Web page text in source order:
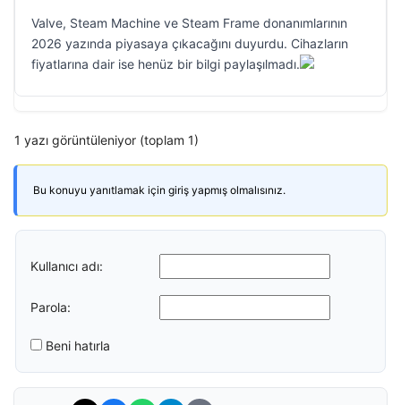
Valve, Steam Machine ve Steam Frame donanımlarının
2026 yazında piyasaya çıkacağını duyurdu. Cihazların
fiyatlarına dair ise henüz bir bilgi paylaşılmadı.
1 yazı görüntüleniyor (toplam 1)
Bu konuyu yanıtlamak için giriş yapmış olmalısınız.
Kullanıcı adı:
Parola:
Beni hatırla